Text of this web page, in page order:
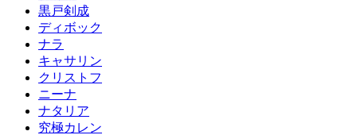
黒戸剣成
ディボック
ナラ
キャサリン
クリストフ
ニーナ
ナタリア
究極カレン